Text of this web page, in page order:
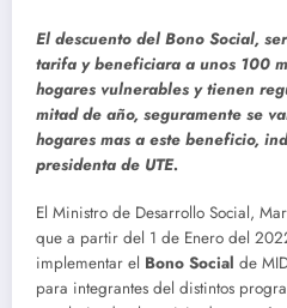
El descuento del Bono Social,
tarifa y beneficiara a unos 100
hogares vulnerables y tienen
mitad de año, seguramente se
hogares mas a este beneficio,
presidenta de UTE.
El Ministro de Desarrollo Social,
que a partir del 1 de Enero del
implementar el Bono Social de
para integrantes del distintos